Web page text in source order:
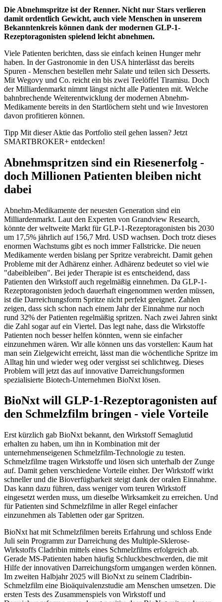
Die Abnehmspritze ist der Renner. Nicht nur Stars verlieren
damit ordentlich Gewicht, auch viele Menschen in unserem
Bekanntenkreis können dank der modernen GLP-1-
Rezeptoragonisten spielend leicht abnehmen.
Viele Patienten berichten, dass sie einfach keinen Hunger mehr
haben. In der Gastronomie in den USA hinterlässt das bereits
Spuren - Menschen bestellen mehr Salate und teilen sich Desserts.
Mit Wegovy und Co. reicht ein bis zwei Teelöffel Tiramisu. Doch
der Milliardenmarkt nimmt längst nicht alle Patienten mit. Welche
bahnbrechende Weiterentwicklung der modernen Abnehm-
Medikamente bereits in den Startlöchern steht und wie Investoren
davon profitieren können.
Tipp Mit dieser Aktie das Portfolio steil gehen lassen? Jetzt
SMARTBROKER+ entdecken!
Abnehmspritzen sind ein Riesenerfolg -
doch Millionen Patienten bleiben nicht
dabei
Abnehm-Medikamente der neuesten Generation sind ein
Milliardenmarkt. Laut den Experten von Grandview Research,
könnte der weltweite Markt für GLP-1-Rezeptoragonisten bis 2030
um 17,5% jährlich auf 156,7 Mrd. USD wachsen. Doch trotz dieses
enormen Wachstums gibt es noch immer Fallstricke. Die neuen
Medikamente werden bislang per Spritze verabreicht. Damit gehen
Probleme mit der Adhärenz einher. Adhärenz bedeutet so viel wie
"dabeibleiben". Bei jeder Therapie ist es entscheidend, dass
Patienten den Wirkstoff auch regelmäßig einnehmen. Da GLP-1-
Rezeptoragonisten jedoch dauerhaft eingenommen werden müssen,
ist die Darreichungsform Spritze nicht perfekt geeignet. Zahlen
zeigen, dass sich schon nach einem Jahr der Einnahme nur noch
rund 32% der Patienten regelmäßig spritzen. Nach zwei Jahren sinkt
die Zahl sogar auf ein Viertel. Das legt nahe, dass die Wirkstoffe
Patienten noch besser helfen könnten, wenn sie einfacher
einzunehmen wären. Wir alle können uns das vorstellen: Kaum hat
man sein Zielgewicht erreicht, lässt man die wöchentliche Spritze im
Alltag hin und wieder weg oder vergisst sei schlichtweg. Dieses
Problem will jetzt das auf innovative Darreichungsformen
spezialisierte Biotech-Unternehmen BioNxt lösen.
BioNxt will GLP-1-Rezeptoragonisten auf
den Schmelzfilm bringen - viele Vorteile
Erst kürzlich gab BioNxt bekannt, den Wirkstoff Semaglutid
erhalten zu haben, um ihn in Kombination mit der
unternehmenseigenen Schmelzfilm-Technologie zu testen.
Schmelzfilme tragen Wirkstoffe und lösen sich unterhalb der Zunge
auf. Damit gehen verschiedene Vorteile einher. Der Wirkstoff wirkt
schneller und die Bioverfügbarkeit steigt dank der oralen Einnahme.
Das kann dazu führen, dass weniger vom teuren Wirkstoff
eingesetzt werden muss, um dieselbe Wirksamkeit zu erreichen. Und
für Patienten sind Schmelzfilme in aller Regel einfacher
einzunehmen als Tabletten oder gar Spritzen.
BioNxt hat mit Schmelzfilmen bereits Erfahrung und schloss Ende
Juli sein Programm zur Darreichung des Multiple-Sklerose-
Wirkstoffs Cladribin mittels eines Schmelzfilms erfolgreich ab.
Gerade MS-Patienten haben häufig Schluckbeschwerden, die mit
Hilfe der innovativen Darreichungsform umgangen werden können.
Im zweiten Halbjahr 2025 will BioNxt zu seinem Cladribin-
Schmelzfilm eine Bioäquivalenzstudie am Menschen umsetzen. Die
ersten Tests des Zusammenspiels von Wirkstoff und